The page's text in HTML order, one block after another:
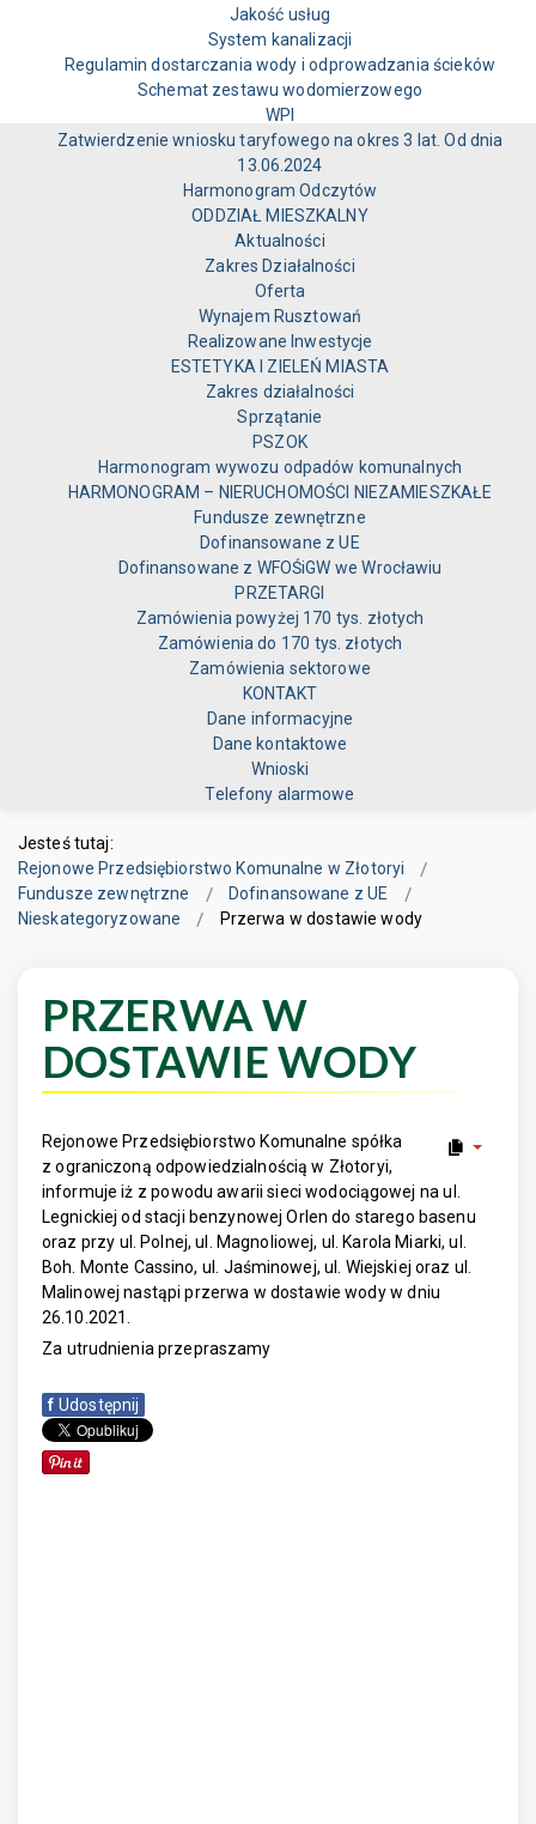
Jakość usług
System kanalizacji
Regulamin dostarczania wody i odprowadzania ścieków
Schemat zestawu wodomierzowego
WPI
Zatwierdzenie wniosku taryfowego na okres 3 lat. Od dnia
13.06.2024
Harmonogram Odczytów
ODDZIAŁ MIESZKALNY
Aktualności
Zakres Działalności
Oferta
Wynajem Rusztowań
Realizowane Inwestycje
ESTETYKA I ZIELEŃ MIASTA
Zakres działalności
Sprzątanie
PSZOK
Harmonogram wywozu odpadów komunalnych
HARMONOGRAM – NIERUCHOMOŚCI NIEZAMIESZKAŁE
Fundusze zewnętrzne
Dofinansowane z UE
Dofinansowane z WFOŚiGW we Wrocławiu
PRZETARGI
Zamówienia powyżej 170 tys. złotych
Zamówienia do 170 tys. złotych
Zamówienia sektorowe
KONTAKT
Dane informacyjne
Dane kontaktowe
Wnioski
Telefony alarmowe
Jesteś tutaj:
Rejonowe Przedsiębiorstwo Komunalne w Złotoryi
Fundusze zewnętrzne
Dofinansowane z UE
Nieskategoryzowane
Przerwa w dostawie wody
PRZERWA W
DOSTAWIE WODY
Rejonowe Przedsiębiorstwo Komunalne spółka
z ograniczoną odpowiedzialnością w Złotoryi,
informuje iż z powodu awarii sieci wodociągowej na ul.
Legnickiej od stacji benzynowej Orlen do starego basenu
oraz przy ul. Polnej, ul. Magnoliowej, ul. Karola Miarki, ul.
Boh. Monte Cassino, ul. Jaśminowej, ul. Wiejskiej oraz ul.
Malinowej nastąpi przerwa w dostawie wody w dniu
26.10.2021.
Za utrudnienia przepraszamy
f Udostępnij